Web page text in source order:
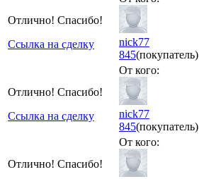
Отлично! Спасибо!
Ссылка на сделку
nick77
845(покупатель)
Отлично! Спасибо!
Ссылка на сделку
От кого:
nick77
845(покупатель)
Отлично! Спасибо!
От кого: